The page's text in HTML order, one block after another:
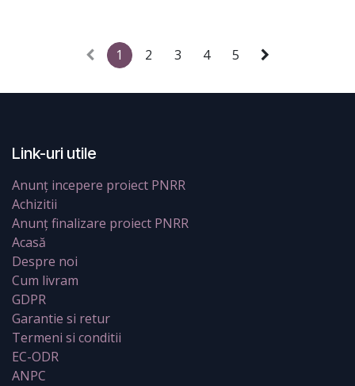
1 2 3 4 5
Link-uri utile
Anunț incepere proiect PNRR
Achizitii
Anunț finalizare proiect PNRR
Acasă
Despre noi
Cum livram
GDPR
Garantie si retur
Termeni si conditii
EC-ODR
ANPC